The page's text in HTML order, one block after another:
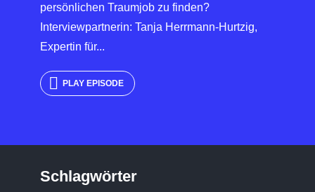
persönlichen Traumjob zu finden?
Interviewpartnerin: Tanja Herrmann-Hurtzig,
Expertin für...
PLAY EPISODE
Schlagwörter